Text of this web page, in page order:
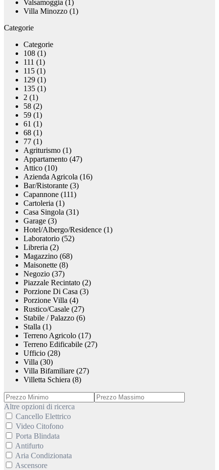
Valsamoggia (1)
Villa Minozzo (1)
Categorie
Categorie
108 (1)
111 (1)
115 (1)
129 (1)
135 (1)
2 (1)
58 (2)
59 (1)
61 (1)
68 (1)
77 (1)
Agriturismo (1)
Appartamento (47)
Attico (10)
Azienda Agricola (16)
Bar/Ristorante (3)
Capannone (111)
Cartoleria (1)
Casa Singola (31)
Garage (3)
Hotel/Albergo/Residence (1)
Laboratorio (52)
Libreria (2)
Magazzino (68)
Maisonette (8)
Negozio (37)
Piazzale Recintato (2)
Porzione Di Casa (3)
Porzione Villa (4)
Rustico/Casale (27)
Stabile / Palazzo (6)
Stalla (1)
Terreno Agricolo (17)
Terreno Edificabile (27)
Ufficio (28)
Villa (30)
Villa Bifamiliare (27)
Villetta Schiera (8)
Altre opzioni di ricerca
Cancello Elettrico
Video Citofono
Porta Blindata
Antifurto
Aria Condizionata
Ascensore